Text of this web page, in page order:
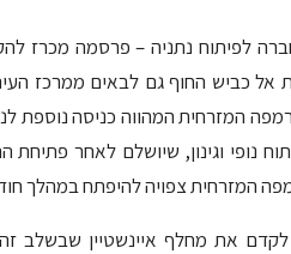
לפיתוח נתניה – פרסמה מכרז
כביש החוף גם לבאים ממרכז
המזרחית המהווה כניסה נוספת
נופי וגינון, שיושלם לאחר
המזרחית צפויה להיפתח במהלך
את מחלף איינשטיין שבשלב